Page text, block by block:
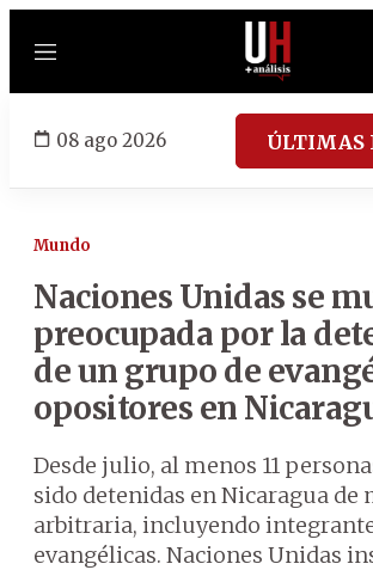
Menú
08 ago 2026 ÚLTIMAS
Mundo
Naciones Unidas se
preocupada por la
de un grupo de
opositores en
Desde julio, al menos 11
sido detenidas en Nicaragua de
arbitraria, incluyendo
evangélicas. Naciones Unidas